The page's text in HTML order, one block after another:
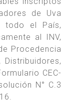
de Uva
todo el País,
al INV,
Procedencia
CEC-
N° C.3